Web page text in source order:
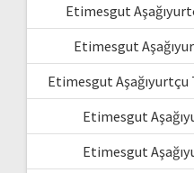
Etimesgut
Etimesgut
Etimesgut
Etimesgut
Etimesgut